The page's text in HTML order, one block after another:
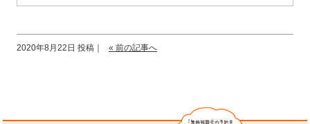
2020年8月22日 投稿｜ « 前の記事へ